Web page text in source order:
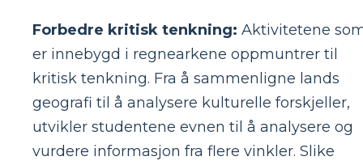
Forbedre kritisk tenkning: Aktivitetene
er innebygd i regnearkene oppmuntrer til
kritisk tenkning. Fra å sammenligne lands
geografi til å analysere kulturelle forskjeller,
utvikler studentene evnen til å analysere og
vurdere informasjon fra flere vinkler. Slike